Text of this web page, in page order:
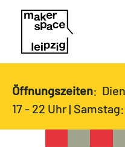
Öffnungszeiten:
17 - 22 Uhr |